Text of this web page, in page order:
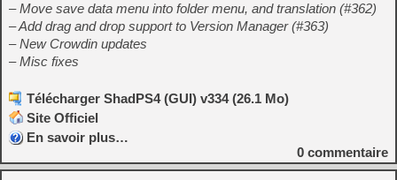
– Move save data menu into folder menu, and translation (#362)
– Add drag and drop support to Version Manager (#363)
– New Crowdin updates
– Misc fixes
Télécharger ShadPS4 (GUI) v334 (26.1 Mo)
Site Officiel
En savoir plus…
0 commentaire